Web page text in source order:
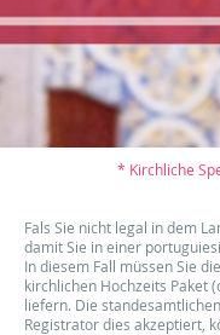
* Kirchliche
Fals Sie nicht legal in dem
damit Sie in einer
In diesem Fall müssen Sie
kirchlichen Hochzeits Paket
liefern. Die
Registrator dies akzeptiert,